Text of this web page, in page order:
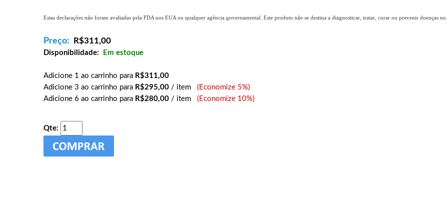
Estas declarações não foram avaliadas pela FDA nos EUA ou qualquer agência governamental. Este produto não se destina a diagnosticar, tratar, curar ou prevenir doenças no
Preço: R$311,00
Disponibilidade: Em estoque
Adicione 1 ao carrinho para R$311,00
Adicione 3 ao carrinho para R$295,00 / item (Economize 5%)
Adicione 6 ao carrinho para R$280,00 / item (Economize 10%)
Qte: